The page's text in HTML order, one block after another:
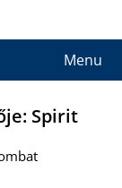
Menu
Spirit